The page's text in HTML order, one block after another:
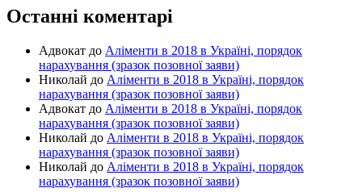
Останні коментарі
Адвокат до Аліменти в 2018 в Україні, порядок
нарахування (зразок позовної заяви)
Николай до Аліменти в 2018 в Україні, порядок
нарахування (зразок позовної заяви)
Адвокат до Аліменти в 2018 в Україні, порядок
нарахування (зразок позовної заяви)
Николай до Аліменти в 2018 в Україні, порядок
нарахування (зразок позовної заяви)
Николай до Аліменти в 2018 в Україні, порядок
нарахування (зразок позовної заяви)